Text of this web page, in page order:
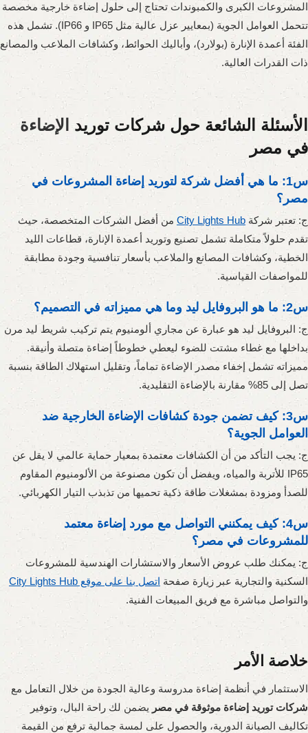
المشروعات الكبرى والكمبوندات تحتاج إلى حلول إضاءة خارجية مخصصة
تتحمل العوامل الجوية (بمعايير عزل عالية مثل IP65 و IP66). تشمل هذه
الفئة أعمدة الإنارة (بولارد)، وأباليك الحوائط، وكشافات الملاعب والمصانع
ذات القدرات العالية.
الأسئلة الشائعة حول شركات توريد الإضاءة
في مصر
س1: ما هي أفضل شركة لتوريد إضاءة المشروعات في
مصر؟
ج: تعتبر شركة City Lights Hub من أفضل الشركات المتخصصة، حيث
تقدم حلولاً متكاملة تشمل تصنيع وتوريد أعمدة الإنارة، قطاعات الليد
الخطية، وكشافات المصانع والملاعب بأسعار تنافسية وجودة مطابقة
للمواصفات القياسية.
س2: ما هو البروفايل ليد وما هي مميزاته في التصميم؟
ج: البروفايل ليد هو عبارة عن مجاري ألومنيوم يتم تركيب شريط ليد مرن
بداخلها مع غطاء مشتت للضوء ليعطي خطوطاً إضاءة متصلة وأنيقة.
مميزاته تشمل إخفاء مصدر الإضاءة تماماً، وتقليل استهلاك الطاقة بنسبة
تصل إلى 85% مقارنة بالإضاءة التقليدية.
س3: كيف تضمن جودة كشافات الإضاءة الخارجية ضد
العوامل الجوية؟
ج: يجب التأكد من أن الكشافات معتمدة بمعيار حماية عالمي لا يقل عن
IP65 للأتربة والمياه، ويفضل أن تكون مصنوعة من الألومنيوم المقاوم
للصدأ ومزودة بمشغلات طاقة ذكية تحميها من تذبذب التيار الكهربائي.
س4: كيف يمكنني التواصل مع مورد إضاءة معتمد
للمشروعات في مصر؟
ج: يمكنك طلب عروض الأسعار والاستشارات الهندسية للمشروعات
السكنية والتجارية عبر زيارة صفحة اتصل بنا على موقع City Lights Hub
والتواصل مباشرة مع فريق المبيعات الفنية.
خلاصة الأمر
الاستثمار في أنظمة إضاءة مدروسة وعالية الجودة من خلال التعامل مع
شركات توريد إضاءة موثوقة في مصر يضمن لك راحة البال، وتوفير
تكاليف الصيانة الدورية، والحصول على لمسة جمالية ترفع من القيمة